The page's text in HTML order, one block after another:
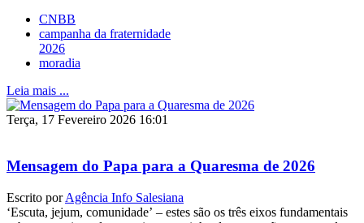
CNBB
campanha da fraternidade
2026
moradia
Leia mais ...
Terça, 17 Fevereiro 2026 16:01
Mensagem do Papa para a Quaresma de 2026
Escrito porAgência Info Salesiana
‘Escuta, jejum, comunidade’ – estes são os três eixos fundamentais